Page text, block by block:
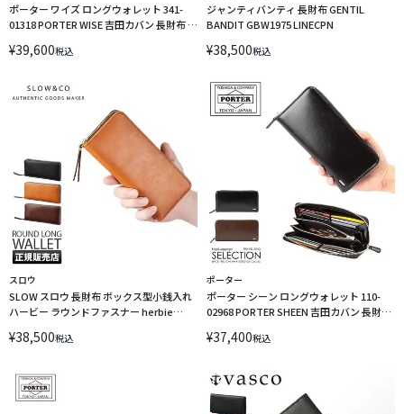
ポーター ワイズ ロングウォレット 341-
01318 PORTER WISE 吉田カバン 長財布 ラ
帳 緑
¥39,600税込
ジャンティバンティ 長財布 GENTIL
BANDIT GBW1975 LINECPN
¥38,500税込
スロウ
SLOW スロウ 長財布 ボックス型小銭入れ
ハービー ラウンドファスナー herbie
¥38,500税込
ポーター
ポーター シーン ロングウォレット 110-
02968 PORTER SHEEN 吉田カバン 長財布
¥37,400税込